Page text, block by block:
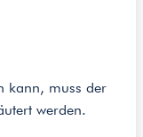
kann, muss der
werden.